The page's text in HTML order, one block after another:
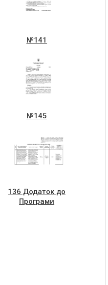
№141
№145
136 Додаток до
Програми